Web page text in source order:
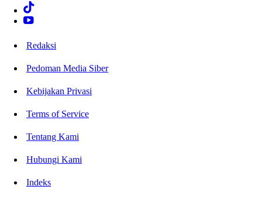
Redaksi
Pedoman Media Siber
Kebijakan Privasi
Terms of Service
Tentang Kami
Hubungi Kami
Indeks